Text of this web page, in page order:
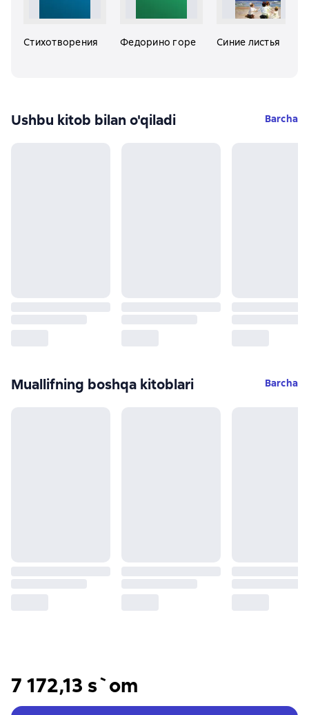
7 172,13 s`om
Стихотворения Федорино горе Синие листья
Ushbu kitob bilan o'qiladi Barcha
Muallifning boshqa kitoblari Barcha